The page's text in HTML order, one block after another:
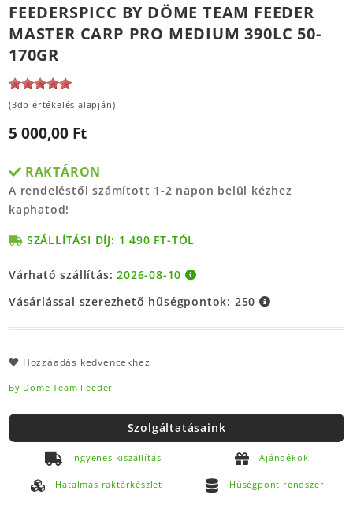
FEEDERSPICC BY DÖME TEAM FEEDER
MASTER CARP PRO MEDIUM 390LC 50-
170GR
(3db értékelés alapján)
5 000,00 Ft
RAKTÁRON
A rendeléstől számított 1-2 napon belül kézhez
kaphatod!
SZÁLLÍTÁSI DÍJ: 1 490 FT-TÓL
Várható szállítás:2026-08-10
Vásárlással szerezhető hűségpontok: 250
Hozzáadás kedvencekhez
By Döme Team Feeder
Szolgáltatásaink
Ingyenes kiszállítás Ajándékok
Hatalmas raktárkészlet Hűségpont rendszer